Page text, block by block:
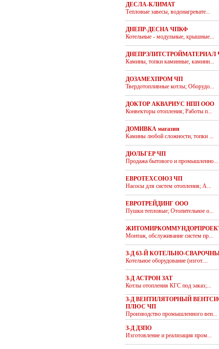
ДЕСЛА-КЛИМАТ
Тепловые завесы, водонагревате...
ДНЕПР-ДЕСНА ЧПКФ
Котельные - модульные, крышные...
ДНЕПРЭЛИТСТРОЙМАТЕРИАЛ
Камины, топки каминные, каминн...
ДОЗАМЕХПРОМ ЧП
Твердотопливные котлы; Оборудо...
ДОКТОР АКВАРИУС НПП ООО
Конвекторы отопления; Работы п...
ДОМИВКА магазин
Камины любой сложности, топки ...
ДЮЛЬГЕР ЧП
Продажа бытового и промышленно...
ЕВРОТЕХСОЮЗ ЧП
Насосы для систем отопления; А...
ЕВРОТРЕЙДИНГ ООО
Пушки тепловые; Отопительное о...
Монтаж, обслуживание систем пр...
З-Д 63-Й КОТЕЛЬНО-
Котельное оборудование (изгот....
З-Д АСТРОН ЗАТ
Котлы отопления КГС под заказ;...
З-Д ВЕНТИЛЯТОРНЫЙ
ПЛЮС ЧП
Производство промышленного вен...
З-Д ДЗПО
Изготовление и реализация пром...